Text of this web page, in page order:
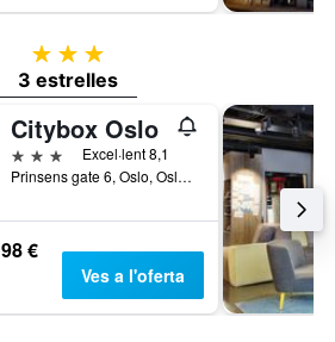
3 estrelles
3 estrelles
Citybox Oslo
3 estrellesExcel·lent 8,1
Prinsens gate 6, Oslo, Oslo, Noruega
98 €
Ves a l'oferta